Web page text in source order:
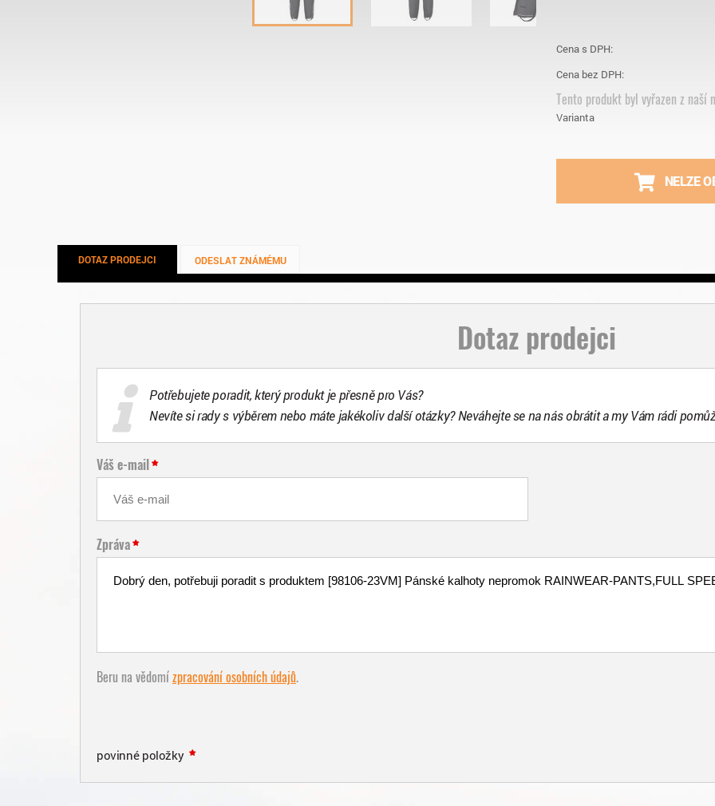
Cena s DPH:
Cena bez DPH:
Tento produkt byl vyřazen z
Varianta
NELZE
DOTAZ PRODEJCI ODESLAT ZNÁMÉMU
Dotaz prodejci
Potřebujete poradit, který produkt je přesně pro Vás?
Nevíte si rady s výběrem nebo máte jakékoliv další otázky? Neváhejte se na nás obrátit a my Vám rádi
Váš e-mail
Zpráva
Beru na vědomízpracování osobních údajů.
povinné položky